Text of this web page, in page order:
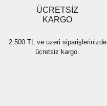
ÜCRETSİZ
KARGO
2.500 TL ve üzeri siparişlerinizde
ücretsiz kargo.